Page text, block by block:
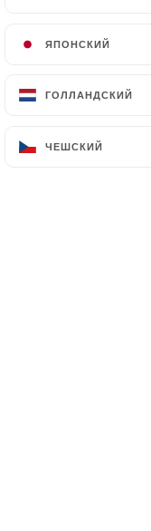
ЯПОНСКИЙ
ГОЛЛАНДСКИЙ
ЧЕШСКИЙ
ЯПОНСКИЙ
ГОЛЛАНДСКИЙ
ЧЕШСКИЙ